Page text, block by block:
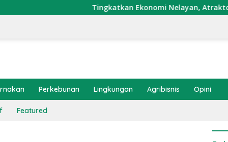
Tingkatkan Ekonomi Nelayan, Atraktor
Perkebunan Lingkungan Agribisnis Opini
Featured